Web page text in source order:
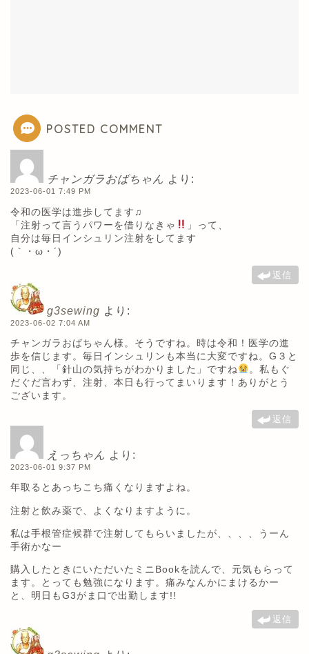
POSTED COMMENT
チャンガラおばちゃん より:
2023-06-01 7:49 PM
令和の医学は進歩してます♫
「注射って言うパワーを借りなきゃ
」って、
自分は毎日インシュリン注射をしてます
(｀・ω・´)
返信
g3sewing より:
2023-06-02 7:04 AM
チャンガラおばちゃん様。そうですね。時は令和！医学の進
歩を信じます。毎日インシュリンも本当に大変ですね。G３と
同じ、、「針山の気持ちがわかりました」ですね
。私もぐ
だぐだ言わず、注射、本日も行ってまいります！ありがとう
ございます。
返信
えっちゃん より:
2023-06-01 9:37 PM
年取るとあっちこち痛くなりますよね。
注射と飲み薬で、よくなりますように。
私は手根管症候群で注射してもらいましたが、、、、うーん
手術かなー
購入したときにいただいたミニBookを読んで、元気もらって
ます。とっても勉強になります。痛みなんかにまけるかー
と、明日もG3がま口で出勤します!!
返信